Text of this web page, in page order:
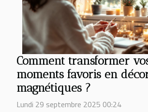
Comment transformer
moments favoris en
magnétiques ?
Lundi 29 septembre 2025 00:24